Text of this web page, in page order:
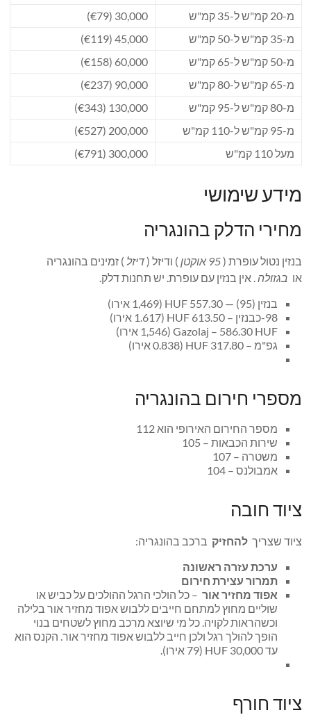
מ-20 קמ"ש ל-35 קמ"ש
30,000 (€79)
מ-35 קמ"ש ל-50 קמ"ש
45,000 (€119)
מ-50 קמ"ש ל-65 קמ"ש
60,000 (€158)
מ-65 קמ"ש ל-80 קמ"ש
90,000 (€237)
מ-80 קמ"ש ל-95 קמ"ש
130,000 (€343)
מ-95 קמ"ש ל-110 קמ"ש
200,000 (€527)
מעל 110 קמ"ש
300,000 (€791)
מידע שימושי
מחירי הדלק בהונגריה
בנזין נטול עופרת (95 אוקטן ) ודיזל (דיזל ) זמינים בהונגריה
או בגזולה . אין בנזין עם עופרת. יש תחנות דלק.
בנזין (95) — 557.30 HUF (1,469 אירו)
98-כבנזין – 613.50 HUF (1.617 אירו)
Gazolaj – 586.30 HUF (1,546 אירו)
גפ"מ – 317.80 HUF (0.838 אירו)
מספרי חירום בהונגריה
מספר החירום האירופי הוא 112
שירות הכבאות – 105
משטרה – 107
אמבולנס – 104
ציוד חובה
ציוד שצריךלהחזיק ברכב בהונגריה:
ערכת עזרה ראשונה
תמרור עצירת חירום
אפוד מחזיר אור – כל הולכי הרגל ההולכים על כביש או
שוליים מחוץ למתחם חייבים ללבוש אפוד מחזיר אור בלילה
וכשהראות לקויה. כל מי שיוצא מרכב מחוץ לשטחים בנוי
הופך להולך רגל ולכן חייב ללבוש אפוד מחזיר אור. הקנס הוא
עד 30,000 HUF (79 אירו).
ציוד חורף